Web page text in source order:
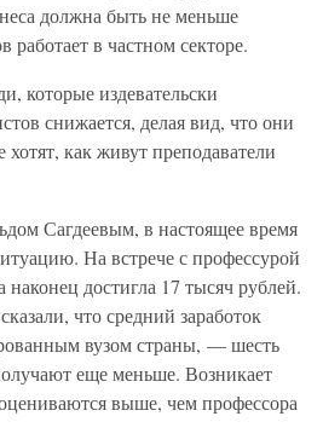
должна быть не меньше
в частном секторе.
которые издевательски
снижается, делая вид, что они
как живут преподаватели
Сагдеевым, в настоящее время
На встрече с профессурой
достигла 17 тысяч рублей.
что средний заработок
вузом страны, — шесть
еще меньше. Возникает
выше, чем профессора